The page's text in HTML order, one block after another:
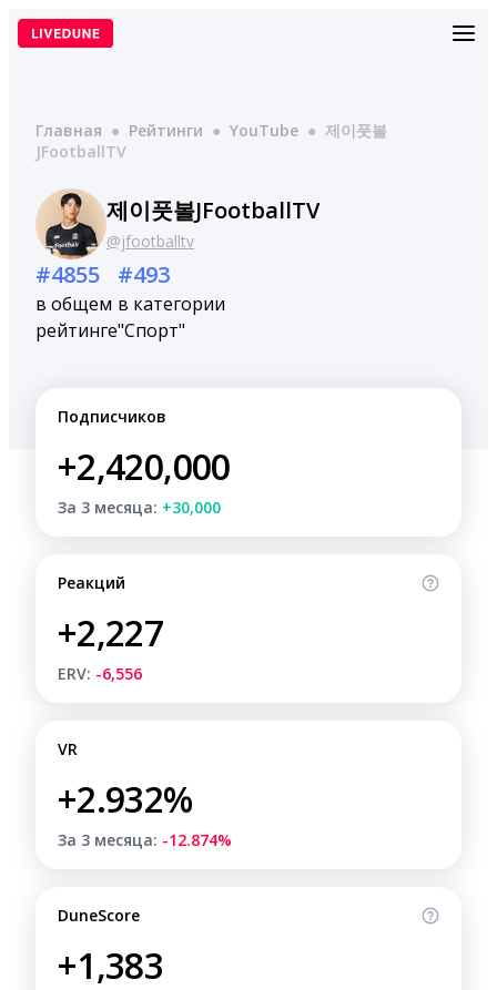
Перейти
Главная ● Рейтинги ● YouTube ● 제이풋볼
JFootballTV
제이풋볼JFootballTV
@jfootballtv
#4855
в общем
рейтинге
#493
в категории
"Спорт"
Подписчиков
+2,420,000
За 3 месяца: +30,000
Реакций
+2,227
ERV: -6,556
VR
+2.932%
За 3 месяца: -12.874%
DuneScore
+1,383